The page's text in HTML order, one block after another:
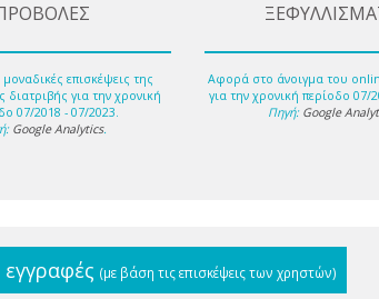
επισκέψεις της
διατριβής για την χρονική
07/2018 - 07/2023.
Google Analytics.
Αφορά στο άνοιγμα του
για την χρονική περίοδο 07/
Πηγή: Google
εγγραφές (με βάση τις επισκέψεις των χρηστών)